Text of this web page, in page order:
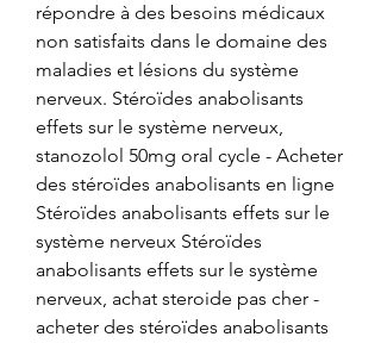
répondre à des besoins médicaux
non satisfaits dans le domaine des
maladies et lésions du système
nerveux. Stéroïdes anabolisants
effets sur le système nerveux,
stanozolol 50mg oral cycle - Acheter
des stéroïdes anabolisants en ligne
Stéroïdes anabolisants effets sur le
système nerveux Stéroïdes
anabolisants effets sur le système
nerveux, achat steroide pas cher -
acheter des stéroïdes anabolisants